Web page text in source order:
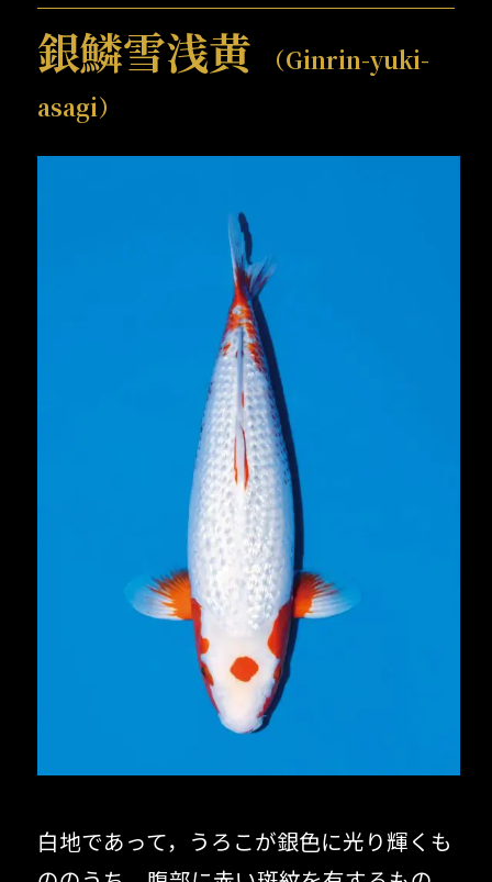
銀鱗雪浅黄
（Ginrin-yuki-
asagi）
白地であって，うろこが銀色に光り輝くも